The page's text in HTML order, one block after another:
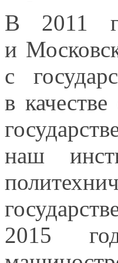
В 2011
и
с
в качестве
наш
2015